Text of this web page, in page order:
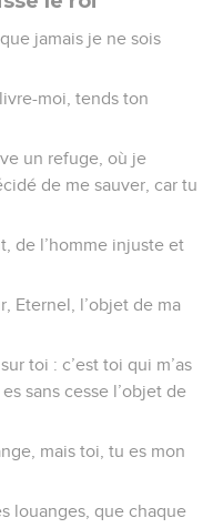
jamais je ne sois
moi, tends ton
un refuge, où je
de me sauver, car tu
de l’homme injuste et
Eternel, l’objet de ma
toi : c’est toi qui m’as
sans cesse l’objet de
mais toi, tu es mon
louanges, que chaque